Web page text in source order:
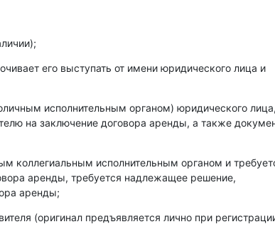
его выступать от имени юридического лица и
исполнительным органом) юридического лица,
на заключение договора аренды, а также
коллегиальным исполнительным органом и
аренды, требуется надлежащее решение,
аренды;
(оригинал предъявляется лично при